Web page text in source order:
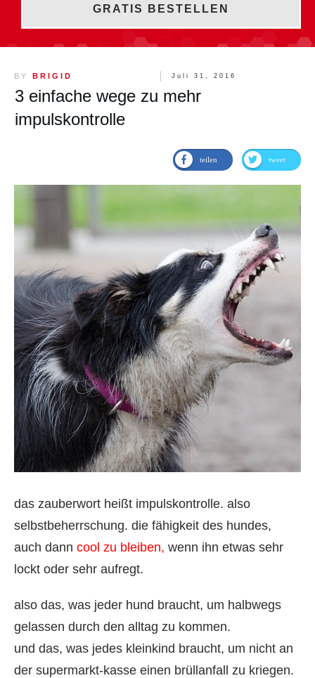
GRATIS BESTELLEN
BY BRIGID Juli 31, 2016
3 einfache wege zu mehr
impulskontrolle
teilen tweet
das zauberwort heißt impulskontrolle. also
selbstbeherrschung. die fähigkeit des hundes,
auch dann cool zu bleiben, wenn ihn etwas sehr
lockt oder sehr aufregt.
also das, was jeder hund braucht, um halbwegs
gelassen durch den alltag zu kommen.
und das, was jedes kleinkind braucht, um nicht an
der supermarkt-kasse einen brüllanfall zu kriegen.